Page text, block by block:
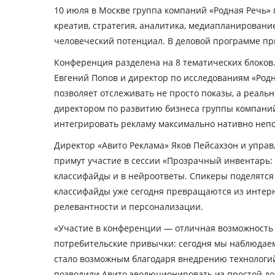
10 июля в Москве группа компаний «Родная Речь»
креатив, стратегия, аналитика,
человеческий потенциал. В деловой программе
Конференция разделена на 8 тематических
Евгений Попов и директор по исследованиям
позволяет отслеживать не просто показы, а
директором по развитию бизнеса группы
интегрировать рекламу максимально нативно
Директор «Авито Реклама» Яков Пейсахзон и
примут участие в сессии «Прозрачный
классифайды и в нейроответы. Спикеры
классифайды уже сегодня превращаются из
релевантности и персонализации.
«Участие в конференции — отличная
потребительские привычки: сегодня мы
стало возможным благодаря внедрению